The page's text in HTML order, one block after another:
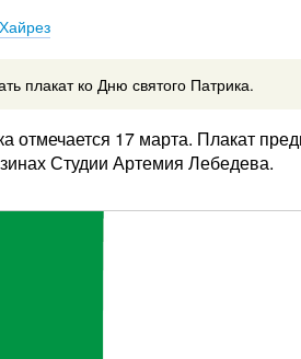
Хайрез
плакат ко Дню святого Патрика.
отмечается 17 марта. Плакат
Студии Артемия Лебедева.